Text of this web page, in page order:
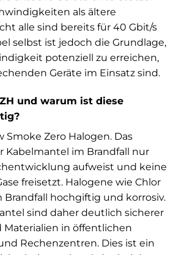
als ältere
alle sind bereits für 40 Gbit/s
selbst ist jedoch die Grundlage,
potenziell zu erreichen,
Geräte im Einsatz sind.
und warum ist diese
Smoke Zero Halogen. Das
Kabelmantel im Brandfall nur
aufweist und keine
freisetzt. Halogene wie Chlor
Brandfall hochgiftig und korrosiv.
sind daher deutlich sicherer
Materialien in öffentlichen
Rechenzentren. Dies ist ein